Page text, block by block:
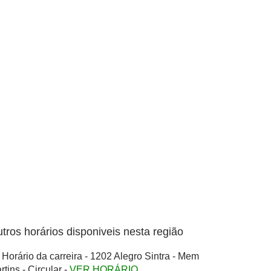
horários disponiveis nesta região
Horário da carreira - 1202 Alegro Sintra - Mem